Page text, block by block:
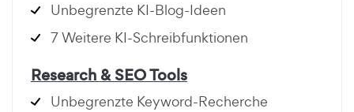
Unbegrenzte KI-Blog-Ideen
7 Weitere KI-Schreibfunktionen
Research & SEO Tools
Unbegrenzte Keyword-Recherche